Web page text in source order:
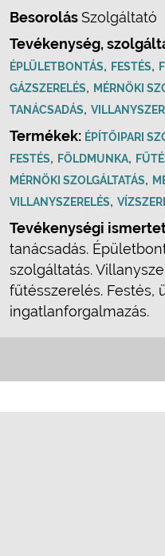
BesorolásSzolgáltató
Tevékenység,
ÉPLÜLETBONTÁS, FESTÉS,
GÁZSZERELÉS, MÉRNÖKI
TANÁCSADÁS,
Termékek: ÉPÍTŐIPARI
FESTÉS, FÖLDMUNKA,
MÉRNÖKI SZOLGÁLTATÁS,
VILLANYSZERELÉS,
Tevékenységi
tanácsadás.
szolgáltatás.
fűtésszerelés. Festés,
ingatlanforgalmazás.